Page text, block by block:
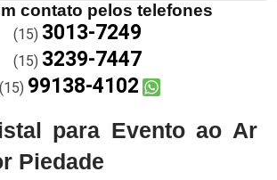
contato pelos telefones
(15) 3013-7249
(15) 3239-7447
(15) 99138-4102
para Evento ao Ar
Piedade